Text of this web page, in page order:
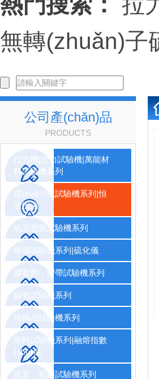
無轉(zhuǎn)子
公司產(chǎn)品
PRODUCTS
拉力機|拉力試驗機|萬能材
料試驗機系列
環(huán)境試驗機系列|恒
溫恒濕
紙品包裝試驗機系列
橡膠試驗機系列|硫化儀
膠黏劑，膠帶試驗機系列
箱包試驗機系列
紡織品試驗機系列
塑料試驗機系列|融熔指數
(shù)儀
皮革，鞋類試驗機系列